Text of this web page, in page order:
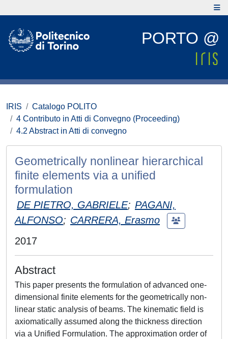
PORTO @
IRIS
Catalogo POLITO
4 Contributo in Atti di Convegno (Proceeding)
4.2 Abstract in Atti di convegno
Geometrically nonlinear hierarchical
finite elements via a unified
formulation
DE PIETRO, GABRIELE; PAGANI,
ALFONSO; CARRERA, Erasmo
2017
Abstract
This paper presents the formulation of advanced one-
dimensional finite elements for the geometrically non-
linear static analysis of beams. The kinematic field is
axiomatically assumed along the thickness direction
via a Unified Formulation. The approximation order of